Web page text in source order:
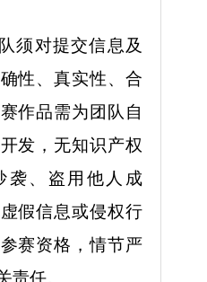
须对提交信息及
性、真实性、合
作品需为团队自
发，无知识产权
袭、盗用他人成
假信息或侵权行
赛资格，情节严
责任。